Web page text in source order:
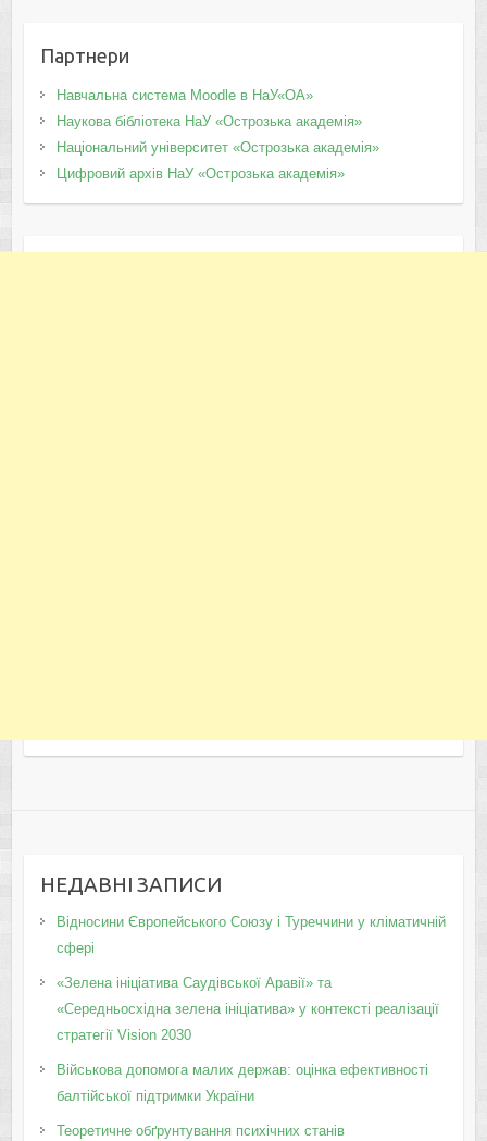
Партнери
Навчальна система Moodle в НаУ«ОА»
Наукова бібліотека НаУ «Острозька академія»
Національний університет «Острозька академія»
Цифровий архів НаУ «Острозька академія»
НЕДАВНІ ЗАПИСИ
Відносини Європейського Союзу і Туреччини у кліматичній
сфері
«Зелена ініціатива Саудівської Аравії» та
«Середньосхідна зелена ініціатива» у контексті реалізації
стратегії Vision 2030
Військова допомога малих держав: оцінка ефективності
балтійської підтримки України
Теоретичне обґрунтування психічних станів